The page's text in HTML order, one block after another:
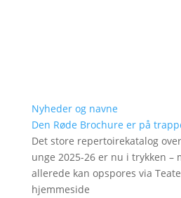
Nyheder og navne
Den Røde Brochure er på
Det store repertoirekatalog
unge 2025-26 er nu i trykken –
allerede kan opspores via
hjemmeside